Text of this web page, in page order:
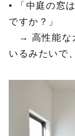
• 「中庭の窓
ですか？」
→ 高性能な
いるみたいで